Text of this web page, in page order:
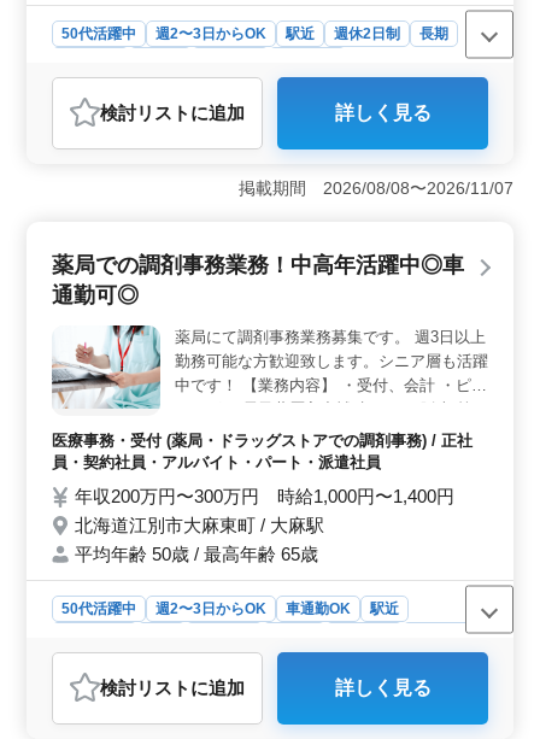
通勤手当が月額3万円まで支給され、経済的な負担も軽減
されます。正社員、契約社員、派遣社員の選択肢があ
り、自分のライフスタイルに合わせた働き方ができる点
も魅力です。中高年のベテランスタッフも活躍してお
り、幅広い年齢層の方が長期にわたって安定したキャリ
アを築ける環境が整っています。
50代活躍中 週2〜3日からOK 駅近 週休2日制
長期
医療事務・受付
おすすめポイント
＜経験を活かせる薬局での調剤事務業務＞ 調剤薬局に
おいて、受付や会計、ピッキングなどの調剤事務業務を
担当します。中高年の方々が活躍できる環境で、経験を
の待遇＞ 週休2日制で、土日祝休みのプライベートも充
実させられます。大通駅から徒歩圏内の好立地に位置
に、給与面でも時給1,000円から1,300円と、働きがいが
あります。 ＜シニア層が活躍できる企業＞ 平均年
齢50歳で、経験豊富なシニア層が多く在籍しています。
医療業界でのキャリアを積みたい方、経験を活かして働
きたい方に最適な環境です。安心して長く働ける職場で
す。
検討リスト に追加 詳しく見る
掲載期間 2026/08/08〜2026/11/07
薬局での調剤事務業務！中高年活躍中◎車
通勤可◎
薬局にて調剤事務業務募集です。 週3日以上
勤務可能な方歓迎致します。シニア層も活躍
中です！ 【業務内容】 ・受付、会計 ・ピッ
正社員及びアルバイト・パートの募集です。
現在50代の方大募集！ 今までの経験を活か
います！
医療事務・受付 (薬局・ドラッグストアでの調剤事務) / 正社
員・契約社員・アルバイト・パート・派遣社員
年収200万円〜300万円 時給1,000円〜1,400円
北海道江別市大麻東町 / 大麻駅
平均年齢 50歳 / 最高年齢 65歳
50代活躍中 週2〜3日からOK 車通勤OK
駅近
派遣社員
医療事務・受付
おすすめポイント
【薬局での調剤事務業務】 中高年の方も活躍できる薬
検討リスト に追加 詳しく見る